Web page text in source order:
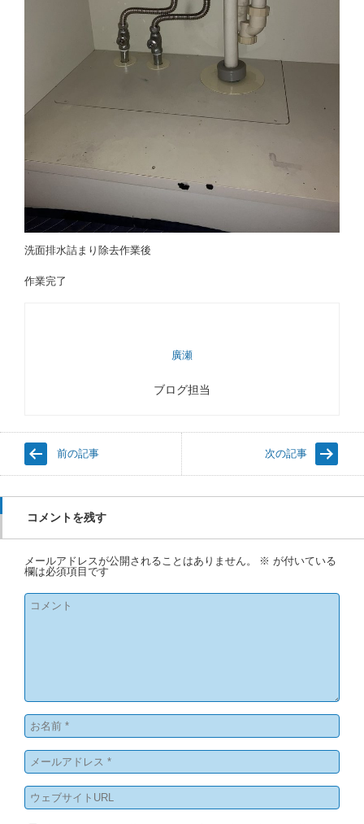
洗面排水詰まり除去作業後
作業完了
廣瀬
ブログ担当
前の記事 次の記事
コメントを残す
メールアドレスが公開されることはありません。 ※ が付いている
欄は必須項目です